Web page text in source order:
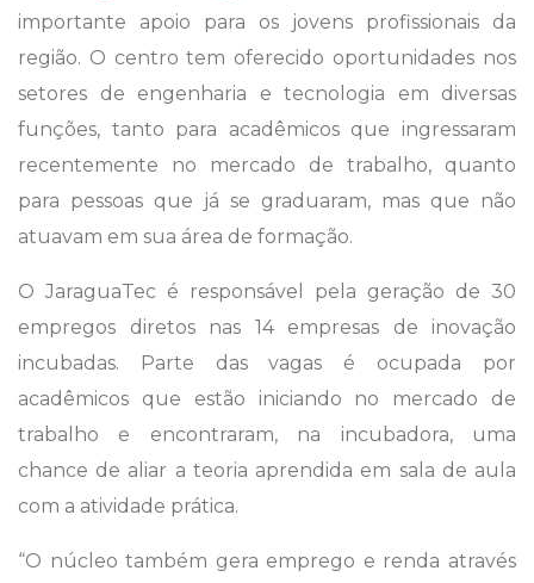
importante apoio para os jovens profissionais da
região. O centro tem oferecido oportunidades nos
setores de engenharia e tecnologia em diversas
funções, tanto para acadêmicos que ingressaram
recentemente no mercado de trabalho, quanto
para pessoas que já se graduaram, mas que não
atuavam em sua área de formação.
O JaraguaTec é responsável pela geração de 30
empregos diretos nas 14 empresas de inovação
incubadas. Parte das vagas é ocupada por
acadêmicos que estão iniciando no mercado de
trabalho e encontraram, na incubadora, uma
chance de aliar a teoria aprendida em sala de aula
com a atividade prática.
“O núcleo também gera emprego e renda através